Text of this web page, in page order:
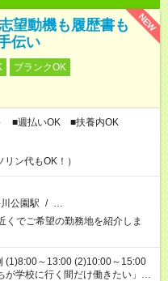
NEW
望動機も履歴書も
伝い
ブランクOK
■週払いOK ■扶養内OK
ン代もOK！）
公園駅 / …
でご希望の勤務地を紹介しま